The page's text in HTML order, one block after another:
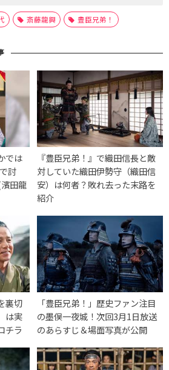
斎藤龍興 豊臣兄弟！
では
討
田龍
『豊臣兄弟！』で織田信長と敵
対していた織田伊勢守（織田信
安）は何者？敗れ去った末路を
紹介
裏切
は実
チラ
「豊臣兄弟！」歴史ファン注目
の墨俣一夜城！次回3月1日放送
のあらすじ＆場面写真が公開